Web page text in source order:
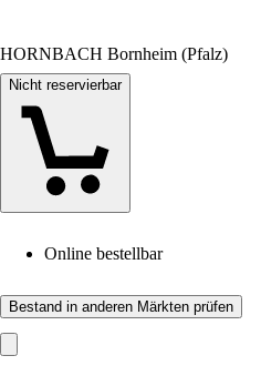
HORNBACH Bornheim (Pfalz)
Nicht reservierbar
Online bestellbar
Bestand in anderen Märkten prüfen